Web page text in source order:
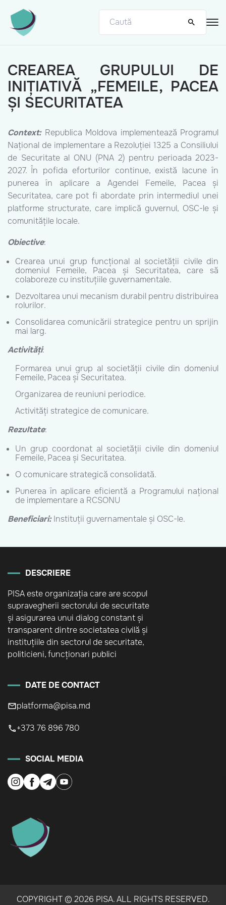
CREAREA GRUPULUI DE
INIȚIATIVĂ „FEMEILE, PACEA
ȘI SECURITATEA
Context:Republica Moldova implementează Programul
Național de implementare a Rezoluției 1325 a Consiliului
de Securitate al ONU (PNA 2) pentru perioada 2023-
2027. În pofida eforturilor continue, există lacune în
punerea în aplicare a Agendei Femeile, Pacea și
Securitatea, care pot fi abordate prin intermediul unei
platforme structurate, care implică guvernul, OSC-le și
comunitățile locale.
Obiective:
Crearea unui grup funcțional al societății civile din
domeniul Femeile, Pacea și Securitatea, care să
colaboreze cu instituțiile guvernamentale.
Dezvoltarea unui mecanism durabil pentru distribuirea
rolurilor.
Consolidarea comunicării strategice pentru un sprijin
mai larg.
Activități:
Formarea unui grup al societății civile din domeniul
Femeile, Pacea și Securitatea.
Organizarea de reuniuni periodice.
Activități strategice de comunicare.
Rezultate:
Un grup coordonat al societății civile din domeniul
Femeile, Pacea și Securitatea.
O comunicare strategică consolidată.
Punerea în aplicare eficientă a Programului național
de implementare a RCSONU
Beneficiari:Instituții guvernamentale și OSC-le.
DESCRIERE
PISA este organizația care are scopul
supravegherii sectorului de securitate
și asigurarea unui dialog constant și
transparent dintre societatea civilă și
instituțiile din sectorul de securitate,
politicieni, funcționari publici
DATE DE CONTACT
platforma@pisa.md
+373 76 896 780
SOCIAL MEDIA
COPYRIGHT © 2026 PISA. ALL RIGHTS RESERVED.